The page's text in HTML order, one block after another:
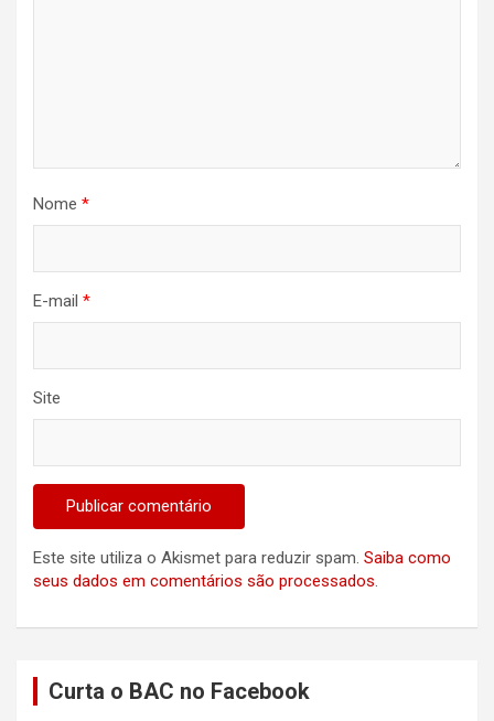
Nome *
E-mail *
Site
Este site utiliza o Akismet para reduzir spam. Saiba como
seus dados em comentários são processados.
Curta o BAC no Facebook